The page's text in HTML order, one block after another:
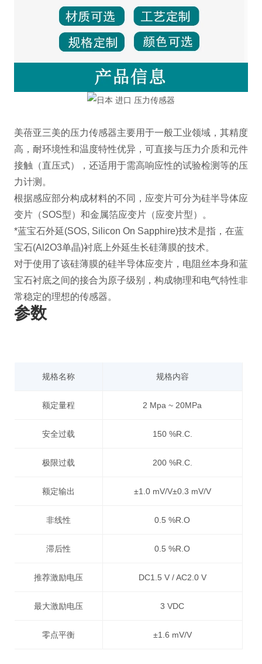
美蓓亚三美的压力传感器主要用于一般工业领域，其精度
高，耐环境性和温度特性优异，可直接与压力介质和元件
接触（直压式），还适用于需高响应性的试验检测等的压
力计测。
根据感应部分构成材料的不同，应变片可分为硅半导体应
变片（SOS型）和金属箔应变片（应变片型）。
*蓝宝石外延(SOS, Silicon On Sapphire)技术是指，在蓝
宝石(Al2O3单晶)衬底上外延生长硅薄膜的技术。
对于使用了该硅薄膜的硅半导体应变片，电阻丝本身和蓝
宝石衬底之间的接合为原子级别，构成物理和电气特性非
常稳定的理想的传感器。
参数
规格名称 规格内容
额定量程 2 Mpa ~ 20MPa
安全过载 150 %R.C.
极限过载 200 %R.C.
额定输出 ±1.0 mV/V±0.3 mV/V
非线性 0.5 %R.O
滞后性 0.5 %R.O
推荐激励电压 DC1.5 V / AC2.0 V
最大激励电压 3 VDC
零点平衡 ±1.6 mV/V